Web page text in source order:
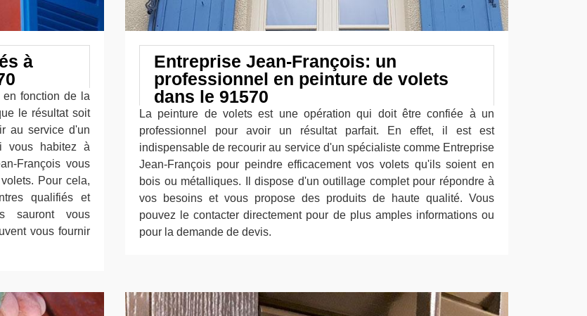
à
fonction de la
le résultat soit
au service d'un
vous habitez à
François vous
Pour cela,
qualifiés et
sauront vous
vous fournir
Entreprise Jean-François: un
professionnel en peinture de volets
dans le 91570
La peinture de volets est une opération qui doit être confiée à un
professionnel pour avoir un résultat parfait. En effet, il est est
indispensable de recourir au service d'un spécialiste comme Entreprise
Jean-François pour peindre efficacement vos volets qu'ils soient en
bois ou métalliques. Il dispose d'un outillage complet pour répondre à
vos besoins et vous propose des produits de haute qualité. Vous
pouvez le contacter directement pour de plus amples informations ou
pour la demande de devis.